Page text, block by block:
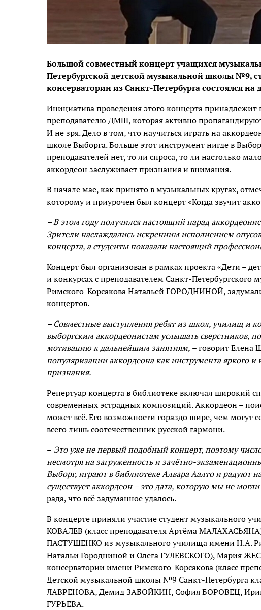
Большой совместный концерт учащихся
Петербургской детской музыкальной школы №9,
консерватории из Санкт-Петербурга состоялся на
Инициатива проведения этого концерта
преподавателю ДМШ, которая активно
И не зря. Дело в том, что научиться играть на
школе Выборга. Больше этот инструмент нигде в
преподавателей нет, то ли спроса, то ли настолько
аккордеон заслуживает признания и внимания.
В начале мае, как принято в музыкальных кругах,
которому и приурочен был концерт «Когда звучит
– В этом году получился настоящий парад
Зрители наслаждались искренним исполнением
концерта, а студенты показали настоящий
Концерт был организован в рамках проекта «Дети –
и конкурсах с преподавателем Санкт-
Римского-Корсакова Натальей ГОРОДНИНОЙ,
концертов.
– Совместные выступления ребят из школ, училищ и
выборгским аккордеонистам услышать сверстников,
мотивацию к дальнейшим занятиям, – говорит Елена
популяризации аккордеона как инструмента яркого
признания.
Репертуар концерта в библиотеке включал широкий
современных эстрадных композиций. Аккордеон –
может всё. Его возможности гораздо шире, чем могут
всего лишь соотечественник русской гармони.
– Это уже не первый подобный концерт, поэтому число
несмотря на загруженность и зачётно-
Выборг, играют в библиотеке Алвара Аалто и радуют
существует аккордеон – это дата, которую мы не
рада, что всё задуманное удалось.
В концерте приняли участие студент музыкального
КОВАЛЕВ (класс преподавателя Артёма
ПАСТУШЕНКО из музыкального училища имени Н.А.
Натальи Городниной и Олега ГУЛЕВСКОГО), Мария
консерватории имени Римского-Корсакова (класс
Детской музыкальной школы №9 Санкт-Петербурга
ЛАВРЕНОВА, Демид ЗАБОЙКИН, София БОРОВЕЦ,
ГУРЬЕВА.